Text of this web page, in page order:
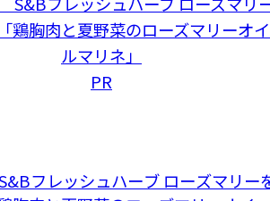
PR
フレッシュハーブ ローズマリー